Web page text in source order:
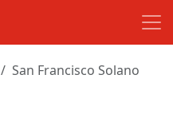
San Francisco Solano